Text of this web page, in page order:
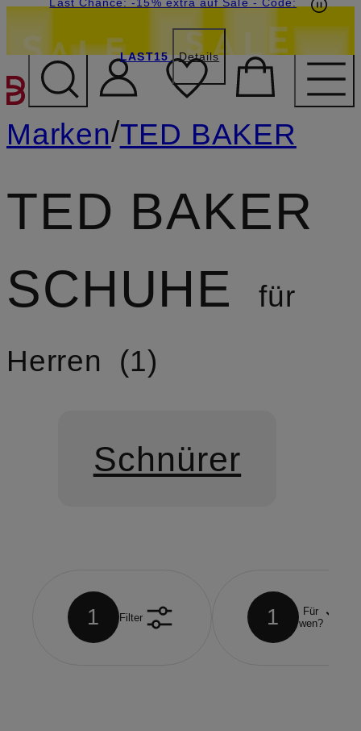
ZUM HAUPTINHALT
LAST15 Details
Marken/TED BAKER
TED BAKER
SCHUHE
für
Herren
1
Schnürer
1 Filter 1
Für
wen?